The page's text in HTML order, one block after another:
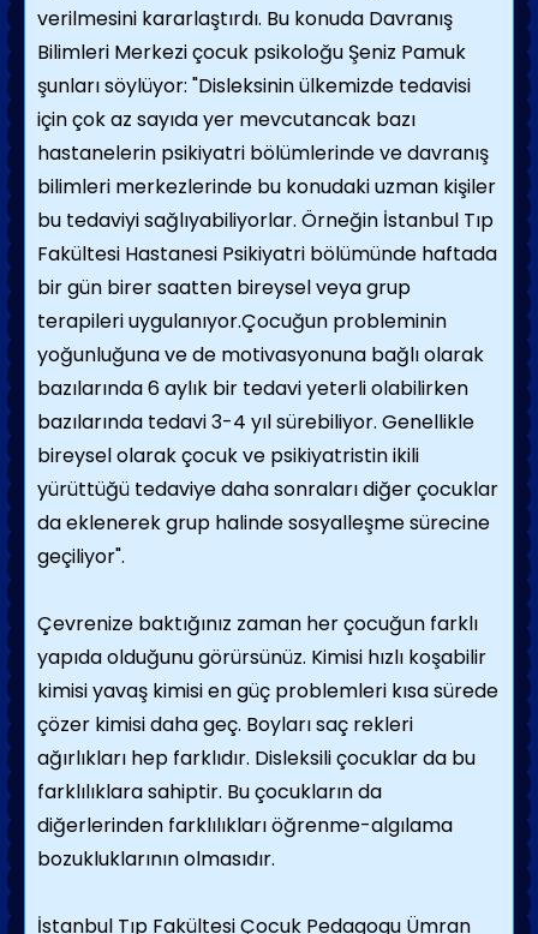
verilmesini kararlaştırdı. Bu konuda Davranış
Bilimleri Merkezi çocuk psikoloğu Şeniz Pamuk
şunları söylüyor: "Disleksinin ülkemizde tedavisi
için çok az sayıda yer mevcutancak bazı
hastanelerin psikiyatri bölümlerinde ve davranış
bilimleri merkezlerinde bu konudaki uzman kişiler
bu tedaviyi sağlıyabiliyorlar. Örneğin İstanbul Tıp
Fakültesi Hastanesi Psikiyatri bölümünde haftada
bir gün birer saatten bireysel veya grup
terapileri uygulanıyor.Çocuğun probleminin
yoğunluğuna ve de motivasyonuna bağlı olarak
bazılarında 6 aylık bir tedavi yeterli olabilirken
bazılarında tedavi 3-4 yıl sürebiliyor. Genellikle
bireysel olarak çocuk ve psikiyatristin ikili
yürüttüğü tedaviye daha sonraları diğer çocuklar
da eklenerek grup halinde sosyalleşme sürecine
geçiliyor".
Çevrenize baktığınız zaman her çocuğun farklı
yapıda olduğunu görürsünüz. Kimisi hızlı koşabilir
kimisi yavaş kimisi en güç problemleri kısa sürede
çözer kimisi daha geç. Boyları saç rekleri
ağırlıkları hep farklıdır. Disleksili çocuklar da bu
farklılıklara sahiptir. Bu çocukların da
diğerlerinden farklılıkları öğrenme-algılama
bozukluklarının olmasıdır.
İstanbul Tıp Fakültesi Çocuk Pedagogu Ümran